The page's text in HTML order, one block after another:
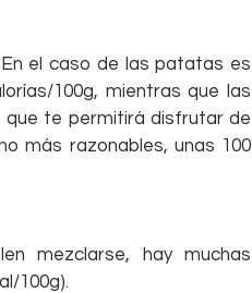
el caso de las patatas es
100g, mientras que las
que te permitirá disfrutar de
más razonables, unas 100
mezclarse, hay muchas
100g).